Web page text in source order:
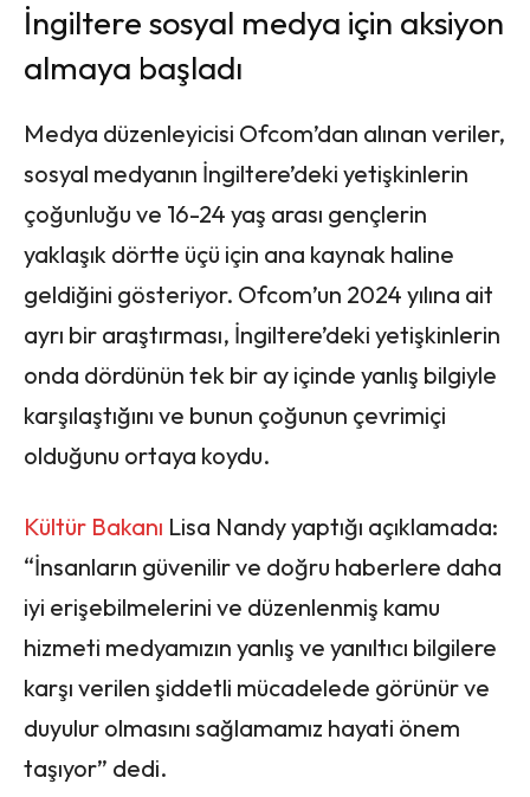
İngiltere sosyal medya için aksiyon
almaya başladı
Medya düzenleyicisi Ofcom’dan alınan veriler,
sosyal medyanın İngiltere’deki yetişkinlerin
çoğunluğu ve 16-24 yaş arası gençlerin
yaklaşık dörtte üçü için ana kaynak haline
geldiğini gösteriyor. Ofcom’un 2024 yılına ait
ayrı bir araştırması, İngiltere’deki yetişkinlerin
onda dördünün tek bir ay içinde yanlış bilgiyle
karşılaştığını ve bunun çoğunun çevrimiçi
olduğunu ortaya koydu.
Kültür Bakanı Lisa Nandy yaptığı açıklamada:
“İnsanların güvenilir ve doğru haberlere daha
iyi erişebilmelerini ve düzenlenmiş kamu
hizmeti medyamızın yanlış ve yanıltıcı bilgilere
karşı verilen şiddetli mücadelede görünür ve
duyulur olmasını sağlamamız hayati önem
taşıyor” dedi.